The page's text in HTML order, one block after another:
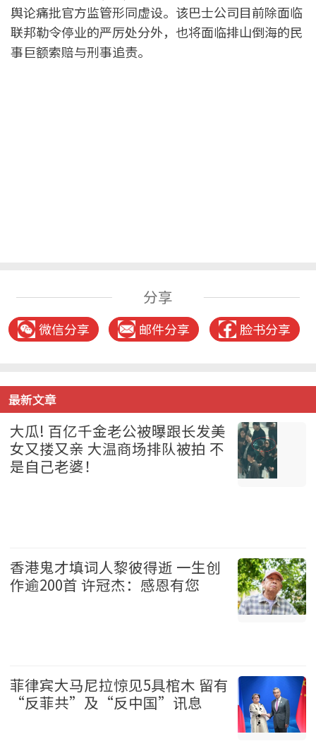
舆论痛批官方监管形同虚设。该巴士公司目前除面临
联邦勒令停业的严厉处分外，也将面临排山倒海的民
事巨额索赔与刑事追责。
分享
微信分享 邮件分享 脸书分享
最新文章
大瓜! 百亿千金老公被曝跟长发美
女又搂又亲 大温商场排队被拍 不
是自己老婆！
香港鬼才填词人黎彼得逝 一生创
作逾200首 许冠杰：感恩有您
菲律宾大马尼拉惊见5具棺木 留有
“反菲共”及“反中国”讯息